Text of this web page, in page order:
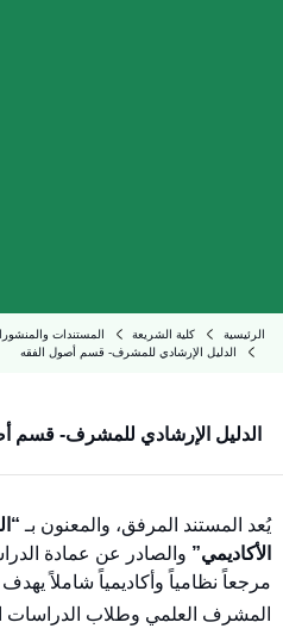
الرئيسية كلية الشريعة
المستندات
الدليل الإرشادي للمشرف- قسم أصول الفقه
الدليل الإرشادي للمشرف- قسم
يُعد المستند المرفق، والمعنون بـ
الأكاديمي” والصادر عن عمادة
مرجعاً نظامياً وأكاديمياً شاملاً
المشرف العلمي وطلاب الدراسات